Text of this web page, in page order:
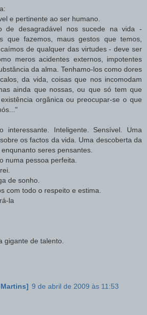
e pertinente ao ser humano.
de desagradável nos sucede na vida -
que fazemos, maus gestos que temos,
de qualquer das virtudes - deve ser
meros acidentes externos, impotentes
da alma. Tenhamo-los como dores
da vida, coisas que nos incomodam
ainda que nossas, ou que só tem que
orgânica ou preocupar-se o que
interessante. Inteligente. Sensível. Uma
os factos da vida. Uma descoberta da
seres pensantes.
numa pessoa perfeita.
de sonho.
com todo o respeito e estima.
la
gigante de talento.
9 de abril de 2009 às 11:53